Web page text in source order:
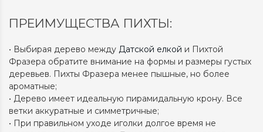
ПРЕИМУЩЕСТВА ПИХТЫ:
• Выбирая дерево между Датской елкой и Пихтой
Фразера обратите внимание на формы и размеры густых
деревьев. Пихты Фразера менее пышные, но более
ароматные;
• Дерево имеет идеальную пирамидальную крону. Все
ветки аккуратные и симметричные;
• При правильном уходе иголки долгое время не